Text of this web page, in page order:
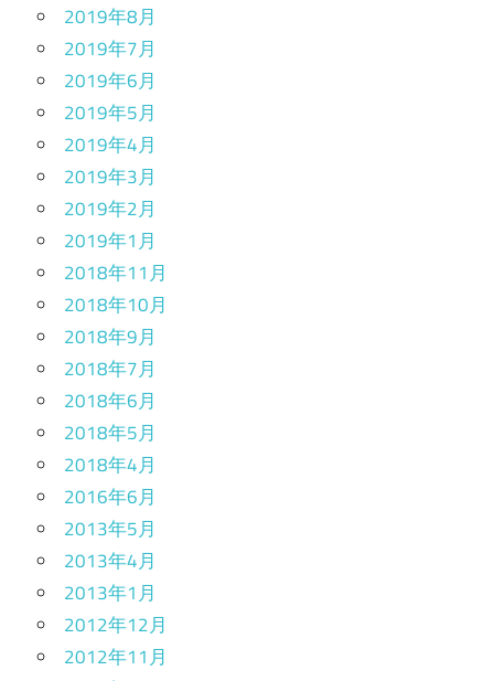
2019年8月
2019年7月
2019年6月
2019年5月
2019年4月
2019年3月
2019年2月
2019年1月
2018年11月
2018年10月
2018年9月
2018年7月
2018年6月
2018年5月
2018年4月
2016年6月
2013年5月
2013年4月
2013年1月
2012年12月
2012年11月